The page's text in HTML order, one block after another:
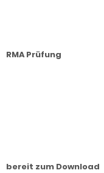
RMA Prüfung
bereit zum Download